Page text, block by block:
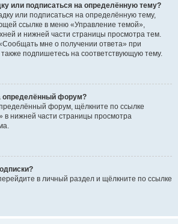
или подписаться на определённую тему?
или подписаться на определённую тему,
ссылке в меню «Управление темой»,
и нижней части страницы просмотра тем.
мне о получении ответа» при
подпишетесь на соответствующую тему.
определённый форум?
форум, щёлкните по ссылке
в нижней части страницы просмотра
в личный раздел и щёлкните по ссылке